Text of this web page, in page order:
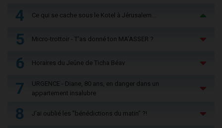
4 Ce qui se cache sous le Kotel à Jérusalem...
5 Micro-trottoir - T'as donné ton MA’ASSER ?
6 Horaires du Jeûne de Ticha Béav
7
URGENCE - Diane, 80 ans, en danger dans un
appartement insalubre
8 J'ai oublié les "bénédictions du matin" ?!